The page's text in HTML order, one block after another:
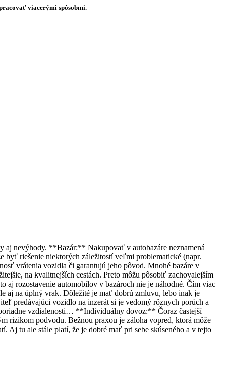
viacerými spôsobmi.
aj nevýhody. **Bazár:** Nakupovať v autobazáre neznamená
byť riešenie niektorých záležitostí veľmi problematické (napr.
vrátenia vozidla či garantujú jeho pôvod. Mnohé bazáre v
na kvalitnejších cestách. Preto môžu pôsobiť zachovalejším
aj rozostavenie automobilov v bazároch nie je náhodné. Čím viac
aj na úplný vrak. Dôležité je mať dobrú zmluvu, lebo inak je
predávajúci vozidlo na inzerát si je vedomý rôznych porúch a
vzdialenosti… **Individuálny dovoz:** Čoraz častejší
rizikom podvodu. Bežnou praxou je záloha vopred, ktorá môže
Aj tu ale stále platí, že je dobré mať pri sebe skúseného a v tejto